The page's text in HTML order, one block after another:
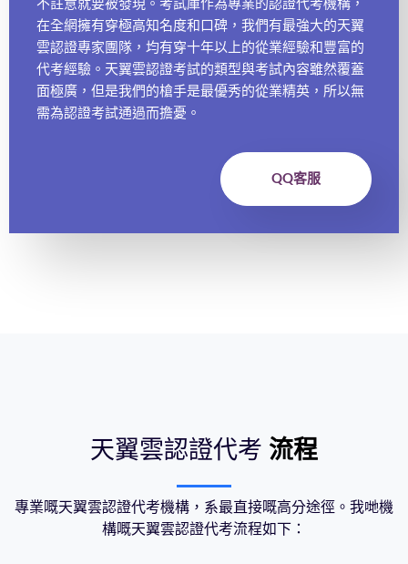
不註意就要被發現。考試庫作為專業的認證代考機構，
在全網擁有穿極高知名度和口碑，我們有最強大的天翼
雲認證專家團隊，均有穿十年以上的從業經驗和豐富的
代考經驗。天翼雲認證考試的類型與考試內容雖然覆蓋
面極廣，但是我們的槍手是最優秀的從業精英，所以無
需為認證考試通過而擔憂。
QQ客服
天翼雲認證代考 流程
專業嘅天翼雲認證代考機構，系最直接嘅高分途徑。我哋機
構嘅天翼雲認證代考流程如下：